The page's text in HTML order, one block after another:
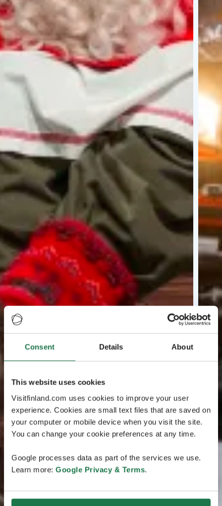
Consent Details About
This website uses cookies
Visitfinland.com uses cookies to improve your user
experience. Cookies are small text files that are saved on
your computer or mobile device when you visit the site.
You can change your cookie preferences at any time.
Google processes data as part of the services we use.
Learn more: Google Privacy & Terms.